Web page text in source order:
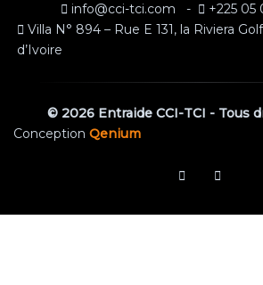
info@cci-tci.com -
+225 05
Villa N° 894 – Rue E 131, la Riviera
d’Ivoire
© 2026 Entraide CCI-TCI - Tous
Conception Qenium